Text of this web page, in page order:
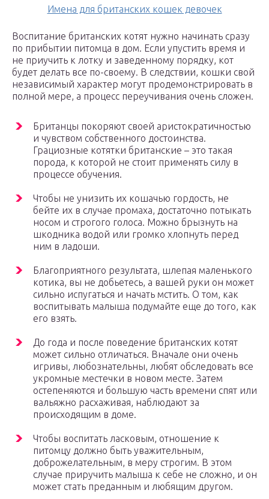
Имена для британских кошек девочек
Воспитание британских котят нужно начинать сразу
по прибытии питомца в дом. Если упустить время и
не приучить к лотку и заведенному порядку, кот
будет делать все по-своему. В следствии, кошки свой
независимый характер могут продемонстрировать в
полной мере, а процесс переучивания очень сложен.
Британцы покоряют своей аристократичностью
и чувством собственного достоинства.
Грациозные котятки британские – это такая
порода, к которой не стоит применять силу в
процессе обучения.
Чтобы не унизить их кошачью гордость, не
бейте их в случае промаха, достаточно потыкать
носом и строгого голоса. Можно брызнуть на
шкодника водой или громко хлопнуть перед
ним в ладоши.
Благоприятного результата, шлепая маленького
котика, вы не добьетесь, а вашей руки он может
сильно испугаться и начать мстить. О том, как
воспитывать малыша подумайте еще до того, как
его взять.
До года и после поведение британских котят
может сильно отличаться. Вначале они очень
игривы, любознательны, любят обследовать все
укромные местечки в новом месте. Затем
остепеняются и большую часть времени спят или
вальяжно расхаживая, наблюдают за
происходящим в доме.
Чтобы воспитать ласковым, отношение к
питомцу должно быть уважительным,
доброжелательным, в меру строгим. В этом
случае приручить малыша к себе не сложно, и он
может стать преданным и любящим другом.